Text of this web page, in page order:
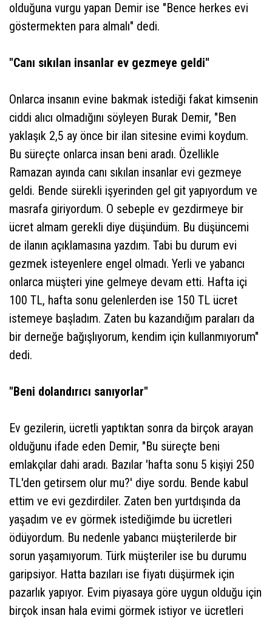
olduğuna vurgu yapan Demir ise "Bence herkes evi
göstermekten para almalı" dedi.
"Canı sıkılan insanlar ev gezmeye geldi"
Onlarca insanın evine bakmak istediği fakat kimsenin
ciddi alıcı olmadığını söyleyen Burak Demir, "Ben
yaklaşık 2,5 ay önce bir ilan sitesine evimi koydum.
Bu süreçte onlarca insan beni aradı. Özellikle
Ramazan ayında canı sıkılan insanlar evi gezmeye
geldi. Bende sürekli işyerinden gel git yapıyordum ve
masrafa giriyordum. O sebeple ev gezdirmeye bir
ücret almam gerekli diye düşündüm. Bu düşüncemi
de ilanın açıklamasına yazdım. Tabi bu durum evi
gezmek isteyenlere engel olmadı. Yerli ve yabancı
onlarca müşteri yine gelmeye devam etti. Hafta içi
100 TL, hafta sonu gelenlerden ise 150 TL ücret
istemeye başladım. Zaten bu kazandığım paraları da
bir derneğe bağışlıyorum, kendim için kullanmıyorum"
dedi.
"Beni dolandırıcı sanıyorlar"
Ev gezilerin, ücretli yaptıktan sonra da birçok arayan
olduğunu ifade eden Demir, "Bu süreçte beni
emlakçılar dahi aradı. Bazılar 'hafta sonu 5 kişiyi 250
TL'den getirsem olur mu?' diye sordu. Bende kabul
ettim ve evi gezdirdiler. Zaten ben yurtdışında da
yaşadım ve ev görmek istediğimde bu ücretleri
ödüyordum. Bu nedenle yabancı müşterilerde bir
sorun yaşamıyorum. Türk müşteriler ise bu durumu
garipsiyor. Hatta bazıları ise fiyatı düşürmek için
pazarlık yapıyor. Evim piyasaya göre uygun olduğu için
birçok insan hala evimi görmek istiyor ve ücretleri